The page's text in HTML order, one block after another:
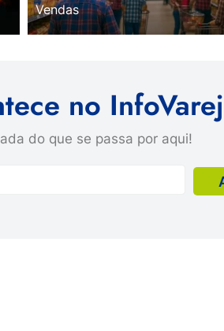
Vendas
no
do que se passa por aqui!